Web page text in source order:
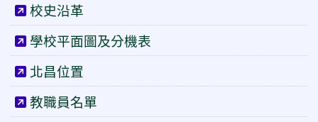
校史沿革
學校平面圖及分機表
北昌位置
教職員名單